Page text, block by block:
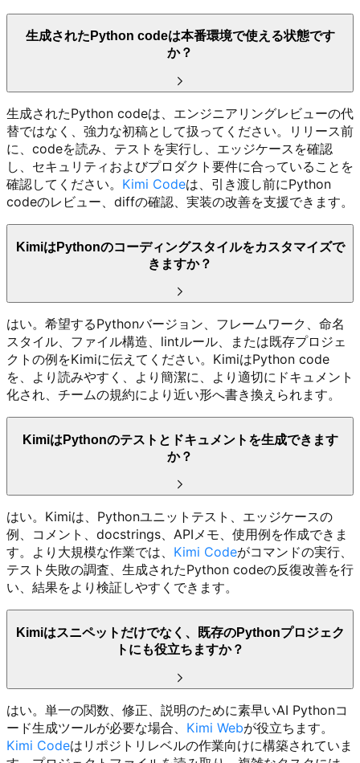
生成されたPython codeは本番環境で使える状態です
か？
生成されたPython codeは、エンジニアリングレビューの代
替ではなく、強力な初稿として扱ってください。リリース前
に、codeを読み、テストを実行し、エッジケースを確認
し、セキュリティおよびプロダクト要件に合っていることを
確認してください。 Kimi Codeは、引き渡し前にPython
codeのレビュー、diffの確認、実装の改善を支援できます。
KimiはPythonのコーディングスタイルをカスタマイズで
きますか？
はい。希望するPythonバージョン、フレームワーク、命名
スタイル、ファイル構造、lintルール、または既存プロジェ
クトの例をKimiに伝えてください。KimiはPython code
を、より読みやすく、より簡潔に、より適切にドキュメント
化され、チームの規約により近い形へ書き換えられます。
KimiはPythonのテストとドキュメントを生成できます
か？
はい。Kimiは、Pythonユニットテスト、エッジケースの
例、コメント、docstrings、APIメモ、使用例を作成できま
す。より大規模な作業では、 Kimi Codeがコマンドの実行、
テスト失敗の調査、生成されたPython codeの反復改善を行
い、結果をより検証しやすくできます。
Kimiはスニペットだけでなく、既存のPythonプロジェク
トにも役立ちますか？
はい。単一の関数、修正、説明のために素早いAI Pythonコ
ード生成ツールが必要な場合、 Kimi Webが役立ちます。
Kimi Codeはリポジトリレベルの作業向けに構築されていま